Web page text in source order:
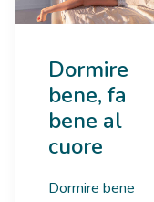
Dormire
bene, fa
bene al
cuore
Dormire bene